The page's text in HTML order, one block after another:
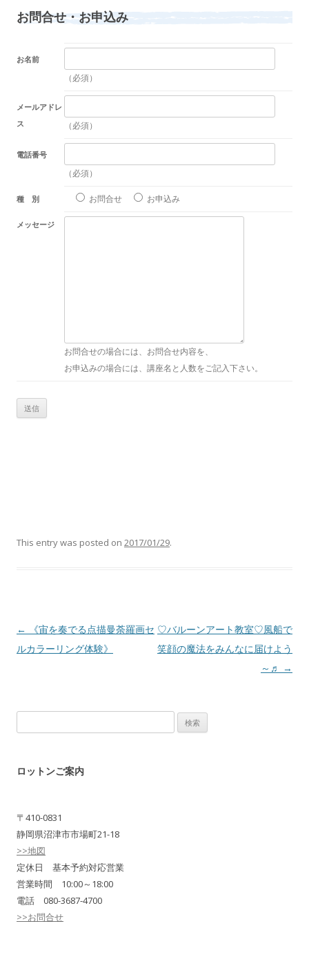
お問合せ・お申込み
お名前
（必須）
メールアドレ
ス
（必須）
電話番号
（必須）
種 別 お問合せ お申込み
メッセージ
お問合せの場合には、お問合せ内容を、
お申込みの場合には、講座名と人数をご記入下さい。
This entry was posted on 2017/01/29.
Post navigation
←
《宙を奏でる点描曼荼羅画セ
ルカラーリング体験》
♡バルーンアート教室♡風船で
笑顔の魔法をみんなに届けよう
～♬ →
索:
ロットンご案内
〒410-0831
静岡県沼津市市場町21-18
>>地図
定休日 基本予約対応営業
営業時間 10:00～18:00
電話 080-3687-4700
>>お問合せ